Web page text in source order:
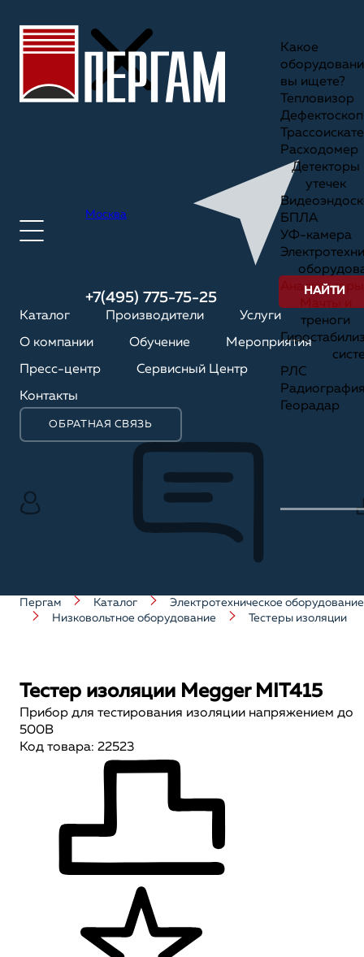
Москва
+7(495) 775-75-25
Каталог Производители Услуги
О компании Обучение Мероприятия
Пресс-центр Сервисный Центр
Контакты
ОБРАТНАЯ СВЯЗЬ
Какое
вы ищете?
Тепловизор
Дефектоскоп
Расходомер
Детекторы
утечек
БПЛА
УФ-камера
Анализаторы
треноги
РЛС
Георадар
НАЙТИ
Пергам Каталог
Электротехническое оборудование
Низковольтное оборудование
Тестеры изоляции
Тестер изоляции Megger MIT415
Прибор для тестирования изоляции напряжением до
500В
Код товара: 22523